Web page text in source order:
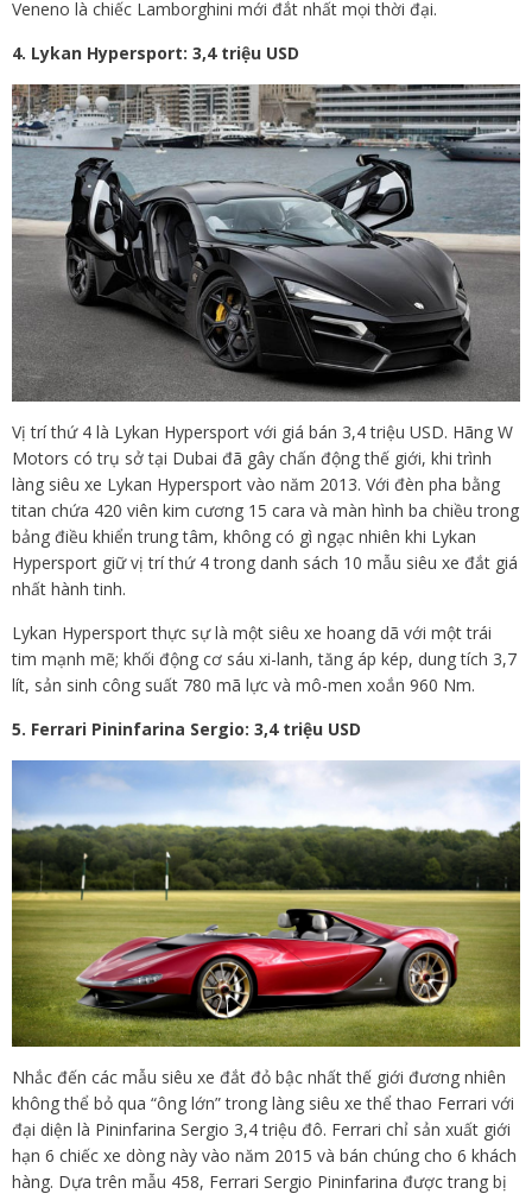
Veneno là chiếc Lamborghini mới đắt nhất mọi thời đại.
4. Lykan Hypersport: 3,4 triệu USD
Vị trí thứ 4 là Lykan Hypersport với giá bán 3,4 triệu USD. Hãng W
Motors có trụ sở tại Dubai đã gây chấn động thế giới, khi trình
làng siêu xe Lykan Hypersport vào năm 2013. Với đèn pha bằng
titan chứa 420 viên kim cương 15 cara và màn hình ba chiều trong
bảng điều khiển trung tâm, không có gì ngạc nhiên khi Lykan
Hypersport giữ vị trí thứ 4 trong danh sách 10 mẫu siêu xe đắt giá
nhất hành tinh.
Lykan Hypersport thực sự là một siêu xe hoang dã với một trái
tim mạnh mẽ; khối động cơ sáu xi-lanh, tăng áp kép, dung tích 3,7
lít, sản sinh công suất 780 mã lực và mô-men xoắn 960 Nm.
5. Ferrari Pininfarina Sergio: 3,4 triệu USD
Nhắc đến các mẫu siêu xe đắt đỏ bậc nhất thế giới đương nhiên
không thể bỏ qua “ông lớn” trong làng siêu xe thể thao Ferrari với
đại diện là Pininfarina Sergio 3,4 triệu đô. Ferrari chỉ sản xuất giới
hạn 6 chiếc xe dòng này vào năm 2015 và bán chúng cho 6 khách
hàng. Dựa trên mẫu 458, Ferrari Sergio Pininfarina được trang bị